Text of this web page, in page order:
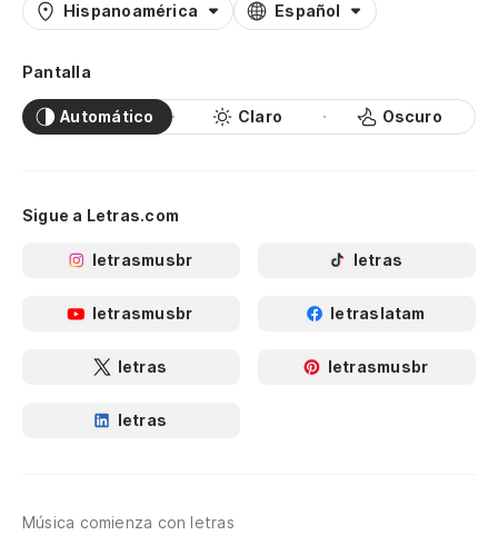
Hispanoamérica Español
Pantalla
Automático Claro Oscuro
Sigue a Letras.com
letrasmusbr letras
letrasmusbr letraslatam
letras letrasmusbr
letras
Música comienza con letras